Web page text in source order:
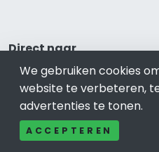
Direct naar
Rijscholen Oss
Fietswinkels Oss
Taxi Oss
Kapper Oss
Gezondheid Oss
We gebruiken cookies
website te verbeteren,
advertenties te tonen.
ACCEPTEREN